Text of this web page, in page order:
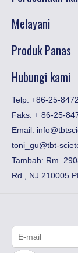
Melayani
Produk Panas
Hubungi kami
Telp: +86-25-
Faks: ​+ 86-25-
Email:
toni_gu@tbt-
Tambah: Rm.
Rd., NJ 210005